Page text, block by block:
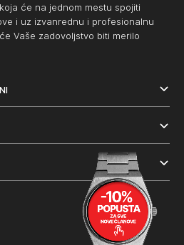
će na jednom mestu spojiti
i uz izvanrednu i profesionalnu
Vaše zadovoljstvo biti merilo